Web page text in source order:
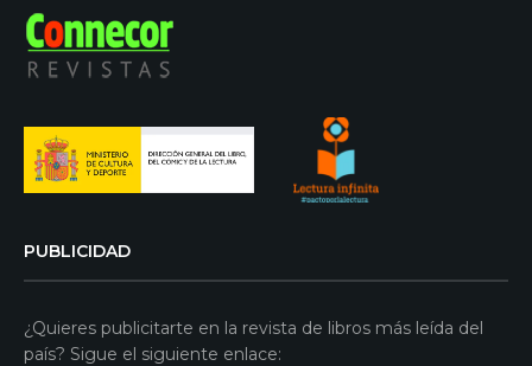
PUBLICIDAD
¿Quieres publicitarte en la revista de libros más leída del
país? Sigue el siguiente enlace: